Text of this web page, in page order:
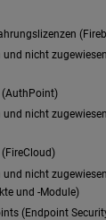
nicht
(AuthPoint)
nicht
und nicht
und -Module)
(Endpoint